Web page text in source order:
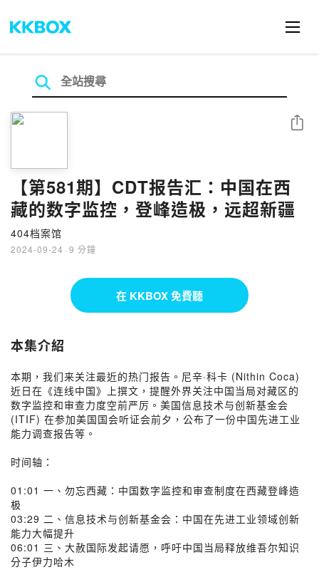
【第581期】CDT报告汇：中国在西
藏的数字监控，登峰造极，远超新疆
404档案馆
2024-09-24 · 9 分鐘
分享
在 KKBOX 免費聽
本集介紹
本期，我们来关注最近的热门报告。尼辛·科卡 (Nithin Coca)
近日在《连线中国》上撰文，提醒外界关注中国当局对藏区的
数字监控和审查力度空前严厉。美国信息技术与创新基金会
(ITIF) 在参加美国国会听证会前夕，公布了一份中国先进工业
能力调查报告等。
时间轴：
01:01 一、勿忘西藏：中国数字监控和审查制度在西藏登峰造
极
03:29 二、信息技术与创新基金会：中国在先进工业领域创新
能力大幅提升
06:01 三、大赦国际发起请愿，呼吁中国当局释放维吾尔知识
分子伊力哈木